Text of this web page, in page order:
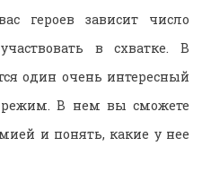
героев зависит число
в схватке. В
один очень интересный
В нем вы сможете
и понять, какие у нее